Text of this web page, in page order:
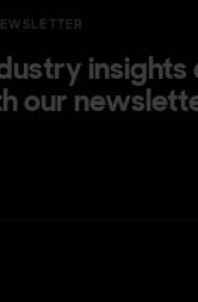
insights
our